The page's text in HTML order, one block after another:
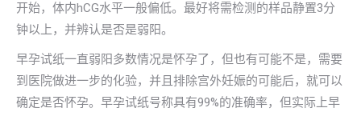
开始，体内hCG水平一般偏低。最好将需检测的样品静置3分
钟以上，并辨认是否是弱阳。
早孕试纸一直弱阳多数情况是怀孕了，但也有可能不是，需要
到医院做进一步的化验，并且排除宫外妊娠的可能后，就可以
确定是否怀孕。早孕试纸号称具有99%的准确率，但实际上早